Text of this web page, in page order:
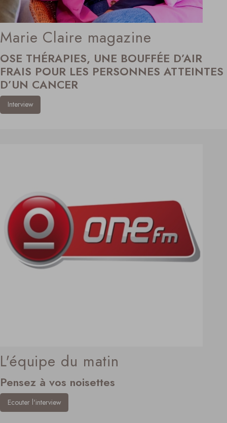
Marie Claire magazine
OSE THÉRAPIES, UNE BOUFFÉE D’AIR
FRAIS POUR LES PERSONNES ATTEINTES
D’UN CANCER
Interview
L'équipe du matin
Pensez à vos noisettes
Ecouter l'interview